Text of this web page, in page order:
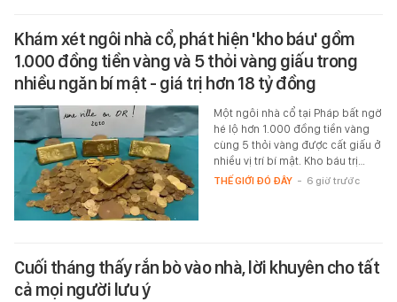
Khám xét ngôi nhà cổ, phát hiện 'kho báu' gồm
1.000 đồng tiền vàng và 5 thỏi vàng giấu trong
nhiều ngăn bí mật - giá trị hơn 18 tỷ đồng
Một ngôi nhà cổ tại Pháp bất ngờ
hé lộ hơn 1.000 đồng tiền vàng
cùng 5 thỏi vàng được cất giấu ở
nhiều vị trí bí mật. Kho báu trị…
THẾ GIỚI ĐÓ ĐÂY - 6 giờ trước
Cuối tháng thấy rắn bò vào nhà, lời khuyên cho tất
cả mọi người lưu ý